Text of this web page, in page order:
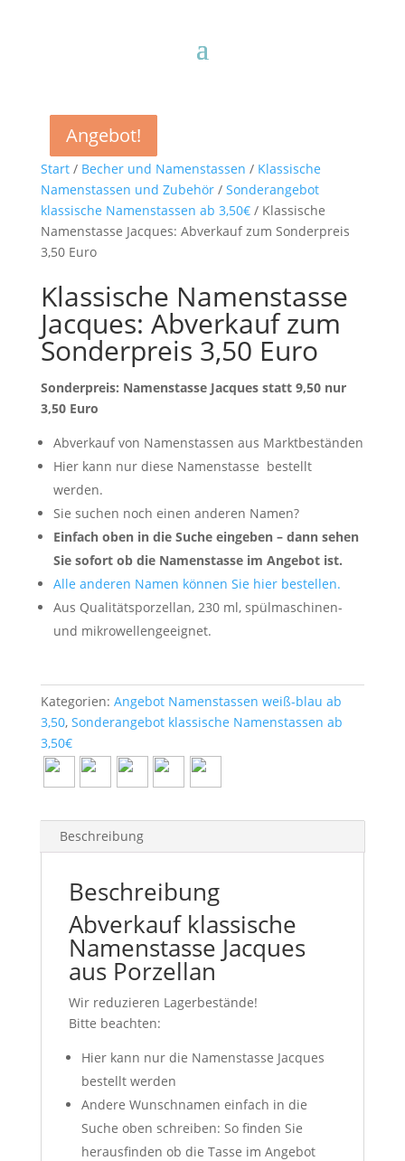
Start/ Becher und Namenstassen / Klassische
Namenstassen und Zubehör/ Sonderangebot
klassische Namenstassen ab 3,50€/ Klassische
Namenstasse Jacques: Abverkauf zum Sonderpreis
3,50 Euro
Angebot!
Klassische Namenstasse
Jacques: Abverkauf zum
Sonderpreis 3,50 Euro
Sonderpreis: Namenstasse Jacques statt 9,50 nur
3,50 Euro
Abverkauf von Namenstassen aus Marktbeständen
Hier kann nur diese Namenstasse bestellt
werden.
Sie suchen noch einen anderen Namen?
Einfach oben in die Suche eingeben – dann sehen
Sie sofort ob die Namenstasse im Angebot ist.
Alle anderen Namen können Sie hier bestellen.
Aus Qualitätsporzellan, 230 ml, spülmaschinen-
und mikrowellengeeignet.
Kategorien: Angebot Namenstassen weiß-blau ab
3,50, Sonderangebot klassische Namenstassen ab
3,50€
Beschreibung
Beschreibung
Abverkauf klassische
Namenstasse Jacques
aus Porzellan
Wir reduzieren Lagerbestände!
Bitte beachten:
Hier kann nur die Namenstasse Jacques
bestellt werden
Andere Wunschnamen einfach in die
Suche oben schreiben: So finden Sie
herausfinden ob die Tasse im Angebot
Angebot!
Angebot!
Angebot!